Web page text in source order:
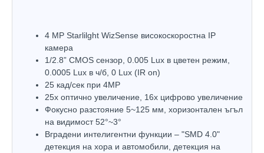
4 MP Starlilght WizSense високоскоростна IP
камера
1/2.8” CMOS сензор, 0.005 Lux в цветен режим,
0.0005 Lux в ч/б, 0 Lux (IR on)
25 кад/сек при 4MP
25х оптично увеличение, 16x цифрово увеличение
Фокусно разстояние 5~125 мм, хоризонтален ъгъл
на видимост 52°~3°
Вградени интелигентни функции – "SMD 4.0"
детекция на хора и автомобили, детекция на